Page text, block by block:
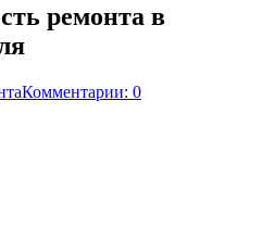
ремонта в
Комментарии: 0